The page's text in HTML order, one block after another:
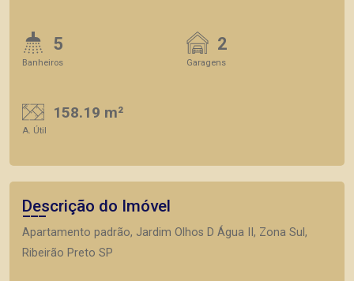
5
Banheiros
2
Garagens
158.19 m²
A. Útil
Descrição do Imóvel
Apartamento padrão, Jardim Olhos D Água II, Zona Sul,
Ribeirão Preto SP